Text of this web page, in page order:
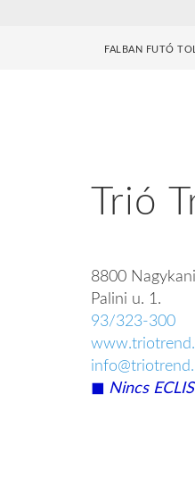
FALBAN FUTÓ
Trió
8800
Palini u. 1.
93/323-300
◼︎ Nincs